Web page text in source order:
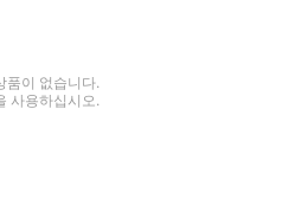
품이 없습니다.
사용하십시오.